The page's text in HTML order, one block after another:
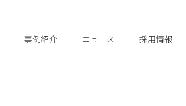
事例紹介 ニュース 採用情報